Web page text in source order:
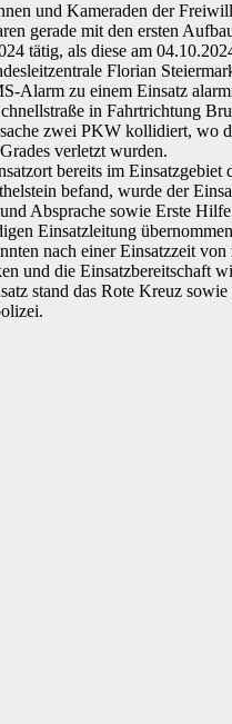
und Kameraden der
gerade mit den ersten
tätig, als diese am
Florian
Alarm zu einem Einsatz
in Fahrtrichtung
zwei PKW kollidiert, wo
verletzt wurden.
bereits im Einsatzgebiet
befand, wurde der
Absprache sowie Erste
Einsatzleitung
nach einer Einsatzzeit
und die Einsatzbereitschaft
stand das Rote Kreuz